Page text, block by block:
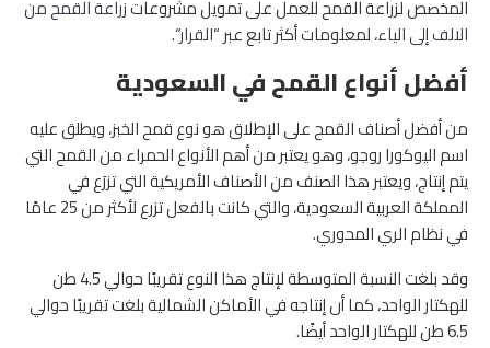
المخصص لزراعة القمح للعمل على تمويل مشروعاتزراعة القمح من
الالف إلى الياء، لمعلومات أكثر تابع عبر “القرار“.
أفضل أنواع القمح في السعودية
من أفضل أصناف القمح على الإطلاق هو نوع قمح الخبز، ويطلق عليه
اسم اليوكورا روجو، وهو يعتبر من أهم الأنواع الحمراء من القمح التي
يتم إنتاج، ويعتبر هذا الصنف من الأصناف الأمريكية التي تزرَع في
المملكة العربية السعودية، والتي كانت بالفعل تزرع لأكثر من 25 عامًا
في نظام الري المحوري.
وقد بلغت النسبة المتوسطة لإنتاج هذا النوع تقريبًا حوالي 4.5 طن
للهكتار الواحد، كما أن إنتاجه في الأماكن الشمالية بلغت تقريبًا حوالي
6.5 طن للهكتار الواحد أيضًا.